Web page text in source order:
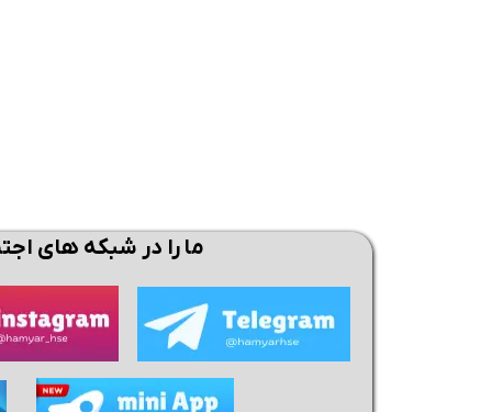
ما را در شبکه های